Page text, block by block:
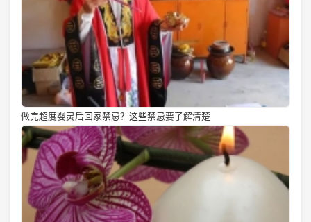
做完超度婴灵后回家禁忌？这些禁忌要了解清楚